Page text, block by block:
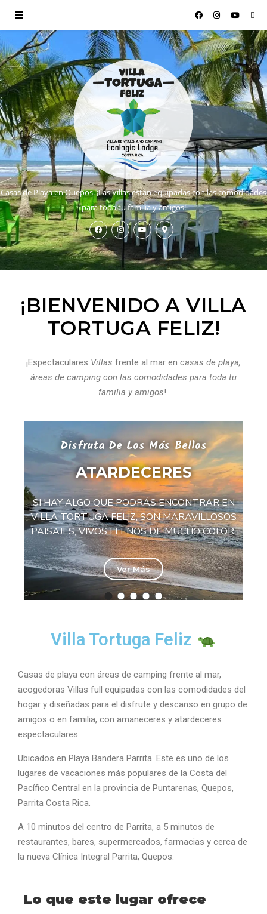
Casas de Playa en Quepos. ¡Las Villas están equipadas con las comodidades
para toda tu familia y amigos!
¡BIENVENIDO A VILLA
TORTUGA FELIZ!
¡Espectaculares Villas frente al mar en casas de playa,
áreas de camping con las comodidades para toda tu
familia y amigos!
Disfruta De Los Más Bellos
ATARDECERES
SI HAY ALGO QUE PODRÁS ENCONTRAR EN
VILLA TORTUGA FELIZ, SON MARAVILLOSOS
PAISAJES, VIVOS LLENOS DE MUCHO COLOR.
Ver Más
Villa Tortuga Feliz
Casas de playa con áreas de camping frente al mar,
acogedoras Villas full equipadas con las comodidades del
hogar y diseñadas para el disfrute y descanso en grupo de
amigos o en familia, con amaneceres y atardeceres
espectaculares.
Ubicados en Playa Bandera Parrita. Este es uno de los
lugares de vacaciones más populares de la Costa del
Pacífico Central en la provincia de Puntarenas, Quepos,
Parrita Costa Rica.
A 10 minutos del centro de Parrita, a 5 minutos de
restaurantes, bares, supermercados, farmacias y cerca de
la nueva Clínica Integral Parrita, Quepos.
Lo que este lugar ofrece